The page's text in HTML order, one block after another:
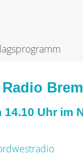
14.10 Uhr im